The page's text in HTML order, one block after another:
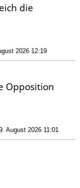
die
2026 12:19
Opposition
August 2026 11:01